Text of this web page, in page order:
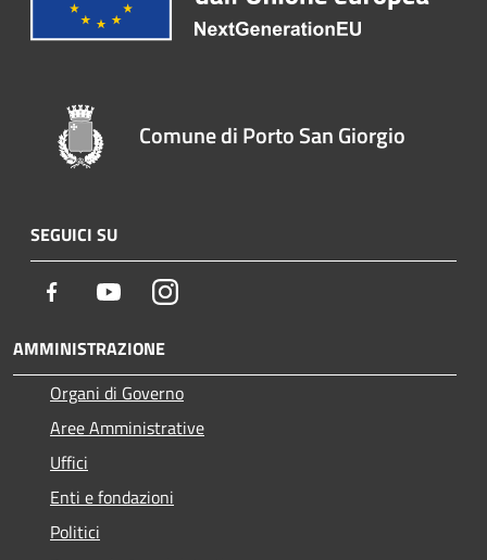
Comune di Porto San Giorgio
SEGUICI SU
Facebook YoutubeInstagram
AMMINISTRAZIONE
Organi di Governo
Aree Amministrative
Uffici
Enti e fondazioni
Politici